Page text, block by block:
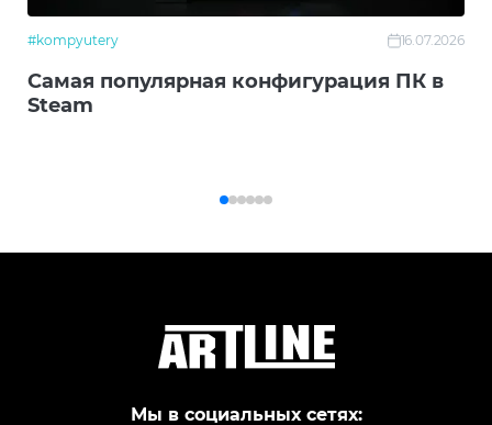
#kompyutery 16.07.2026
Самая популярная конфигурация ПК в
Steam
Мы в социальных сетях: